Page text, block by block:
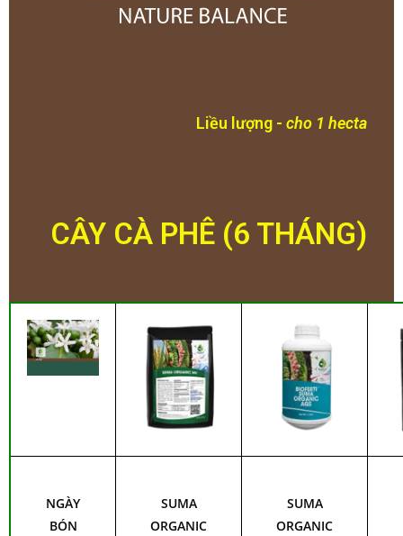
Liều lượng - cho 1 hecta
CÂY CÀ PHÊ (6 THÁNG)
NGÀY
BÓN
SUMA
ORGANIC
SUMA
ORGANIC